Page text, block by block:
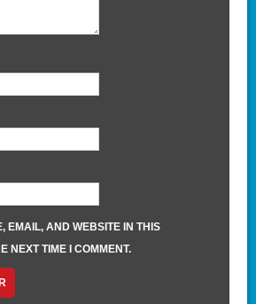
EMAIL, AND WEBSITE IN THIS
NEXT TIME I COMMENT.